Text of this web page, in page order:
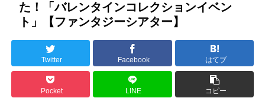
た！「バレンタインコレクションイベン
ト」【ファンタジーシアター】
Twitter Facebook はてブ
Pocket LINE コピー